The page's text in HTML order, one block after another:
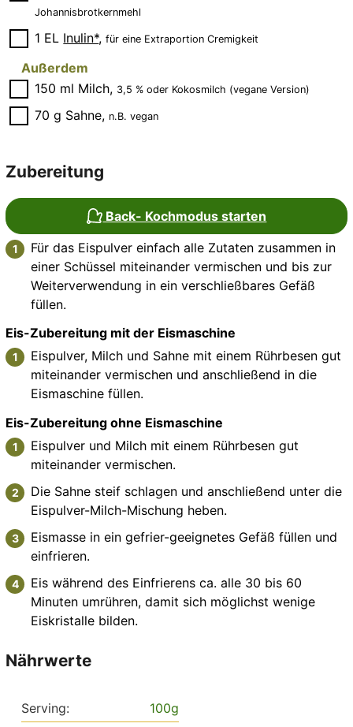
Johannisbrotkernmehl
▢
1 EL Inulin*,für eine Extraportion Cremigkeit
Außerdem
▢
150 ml Milch, 3,5 % oder Kokosmilch (vegane Version)
▢
70 g Sahne, n.B. vegan
Zubereitung
Back- Kochmodus starten
Für das Eispulver einfach alle Zutaten zusammen in
einer Schüssel miteinander vermischen und bis zur
Weiterverwendung in ein verschließbares Gefäß
füllen.
Eis-Zubereitung mit der Eismaschine
Eispulver, Milch und Sahne mit einem Rührbesen gut
miteinander vermischen und anschließend in die
Eismaschine füllen.
Eis-Zubereitung ohne Eismaschine
Eispulver und Milch mit einem Rührbesen gut
miteinander vermischen.
Die Sahne steif schlagen und anschließend unter die
Eispulver-Milch-Mischung heben.
Eismasse in ein gefrier-geeignetes Gefäß füllen und
einfrieren.
Eis während des Einfrierens ca. alle 30 bis 60
Minuten umrühren, damit sich möglichst wenige
Eiskristalle bilden.
Nährwerte
Serving: 100g